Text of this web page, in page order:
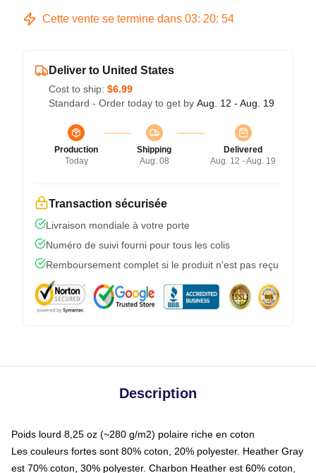
Cette vente se termine dans 03: 20: 54
Deliver to United States
Cost to ship: $6.99
Standard - Order today to get by Aug. 12 - Aug. 19
Production
Today
Shipping
Aug. 08
Delivered
Aug. 12 - Aug. 19
Transaction sécurisée
Livraison mondiale à votre porte
Numéro de suivi fourni pour tous les colis
Remboursement complet si le produit n'est pas reçu
Description
Poids lourd 8,25 oz (~280 g/m2) polaire riche en coton
Les couleurs fortes sont 80% coton, 20% polyester. Heather Gray
est 70% coton, 30% polyester. Charbon Heather est 60% coton,